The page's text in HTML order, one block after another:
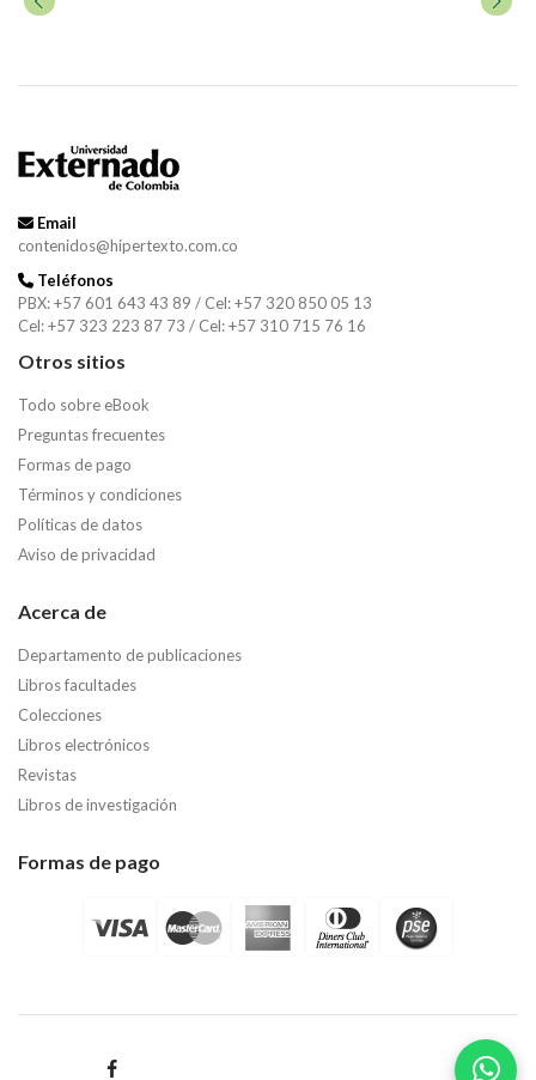
Email
contenidos@hipertexto.com.co
Teléfonos
PBX: +57 601 643 43 89 / Cel: +57 320 850 05 13
Cel: +57 323 223 87 73 / Cel: +57 310 715 76 16
Otros sitios
Todo sobre eBook
Preguntas frecuentes
Formas de pago
Términos y condiciones
Políticas de datos
Aviso de privacidad
Acerca de
Departamento de publicaciones
Libros facultades
Colecciones
Libros electrónicos
Revistas
Libros de investigación
Formas de pago